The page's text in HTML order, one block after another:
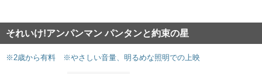
それいけ!アンパンマン パンタンと約束の星
※2歳から有料 ※やさしい音量、明るめな照明での上映